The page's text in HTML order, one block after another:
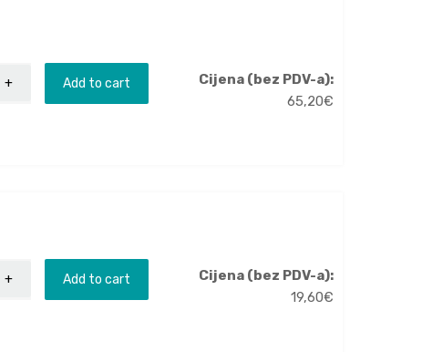
Add to cart
Cijena (bez PDV-a):
65,20€
Add to cart
Cijena (bez PDV-a):
19,60€